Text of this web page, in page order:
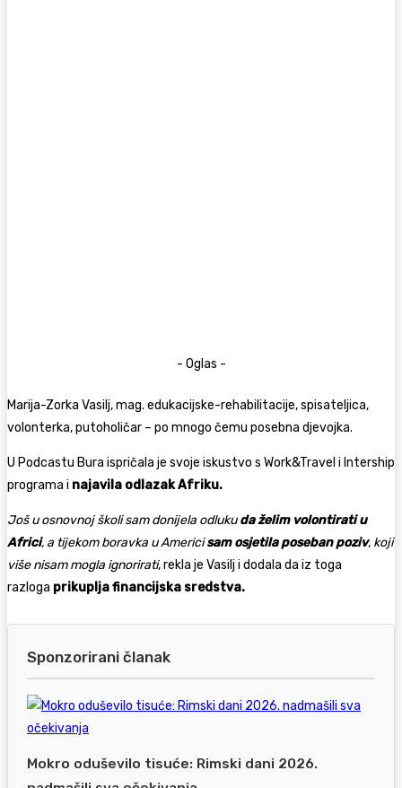
- Oglas -
Marija-Zorka Vasilj, mag. edukacijske-rehabilitacije, spisateljica,
volonterka, putoholičar – po mnogo čemu posebna djevojka.
U Podcastu Bura ispričala je svoje iskustvo s Work&Travel i Intership
programa i najavila odlazak Afriku.
Još u osnovnoj školi sam donijela odlukuda želim volontirati u
Africi, a tijekom boravka u Americisam osjetila poseban poziv, koji
više nisam mogla ignorirati, rekla je Vasilj i dodala da iz toga
razloga prikuplja financijska sredstva.
Sponzorirani članak
Mokro oduševilo tisuće: Rimski dani 2026.